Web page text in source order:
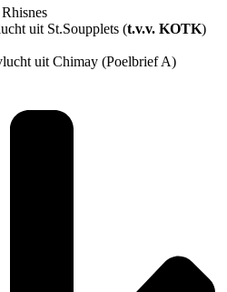
uit St.Soupplets (t.v.v. KOTK)
uit Chimay (Poelbrief A)